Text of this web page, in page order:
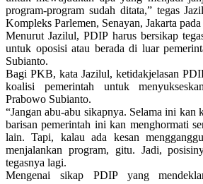
program-program sudah ditata,” tegas
Kompleks Parlemen, Senayan, Jakarta
Menurut Jazilul, PDIP harus bersikap
untuk oposisi atau berada di luar
Subianto.
Bagi PKB, kata Jazilul, ketidakjelasan
koalisi pemerintah untuk
Prabowo Subianto.
“Jangan abu-abu sikapnya. Selama ini kan
barisan pemerintah ini kan menghormati
lain. Tapi, kalau ada kesan
menjalankan program, gitu. Jadi,
tegasnya lagi.
Mengenai sikap PDIP yang